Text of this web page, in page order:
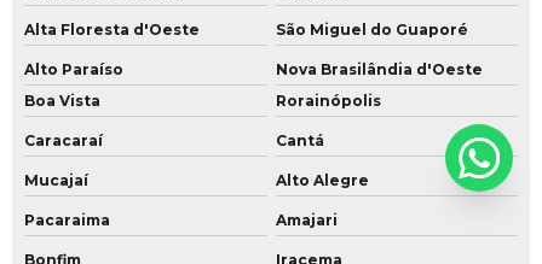
Alta Floresta d'Oeste São Miguel do Guaporé
Alto Paraíso
Nova Brasilândia d'Oeste
Boa Vista
Rorainópolis
Caracaraí Cantá
Mucajaí Alto Alegre
Pacaraima Amajari
Bonfim Iracema